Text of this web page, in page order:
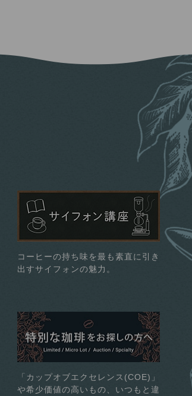
コーヒーの持ち味を最も素直に引き
出すサイフォンの魅力。
「カップオブエクセレンス(COE)」
や希少価値の高いもの、いつもと違